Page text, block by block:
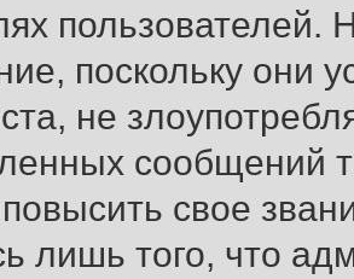
поскольку они
не
сообщений
свое
лишь того, что